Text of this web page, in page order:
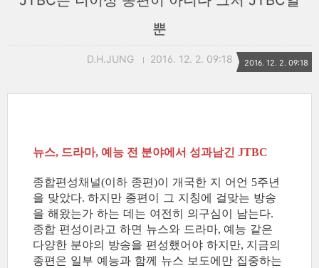
뿐
D.H.JUNG 2016. 12. 2. 09:18 2016. 12. 2. 09:18
뉴스, 드라마, 예능 전 분야에서 성과남긴 JTBC
종합편성채널(이하 종편)이 개국한 지 어언 5주년
을 맞았다. 하지만 종편이 그 지칭에 걸맞는 방송
을 해왔는가 하는 데는 여전히 의구심이 남는다.
종합 편성이라고 하면 뉴스와 드라마, 예능 같은
다양한 분야의 방송을 편성했어야 하지만, 지금의
종편은 일부 예능과 함께 뉴스 보도에만 집중하는